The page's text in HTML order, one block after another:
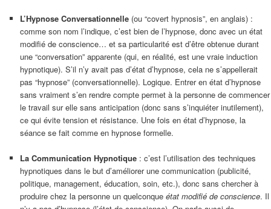
L’Hypnose Conversationnelle(ou “covert hypnosis”, en anglais) :
comme son nom l’indique, c’est bien de l’hypnose, donc avec un état
modifié de conscience… et sa particularité est d’être obtenue durant
une “conversation” apparente (qui, en réalité, est une vraie induction
hypnotique). S’il n’y avait pas d’état d’hypnose, cela ne s’appellerait
pas “hypnose” (conversationnelle). Logique. Entrer en état d’hypnose
sans vraiment s’en rendre compte permet à la personne de commencer
le travail sur elle sans anticipation (donc sans s’inquiéter inutilement),
ce qui évite tension et résistance. Une fois en état d’hypnose, la
séance se fait comme en hypnose formelle.
La Communication Hypnotique: c’est l’utilisation des techniques
hypnotiques dans le but d’améliorer une communication (publicité,
politique, management, éducation, soin, etc.), donc sans chercher à
produire chez la personne un quelconque état modifié de conscience. Il